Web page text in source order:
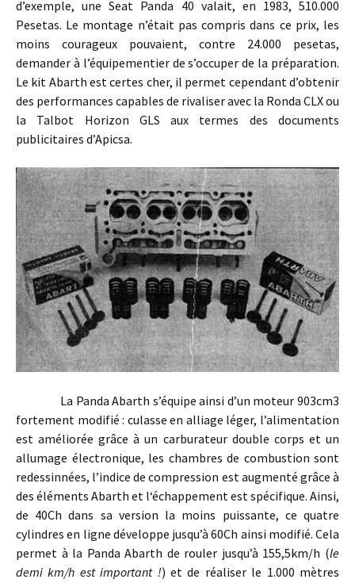
d’exemple, une Seat Panda 40 valait, en 1983, 510.000
Pesetas. Le montage n’était pas compris dans ce prix, les
moins courageux pouvaient, contre 24.000 pesetas,
demander à l’équipementier de s’occuper de la préparation.
Le kit Abarth est certes cher, il permet cependant d’obtenir
des performances capables de rivaliser avec la Ronda CLX ou
la Talbot Horizon GLS aux termes des documents
publicitaires d’Apicsa.
La Panda Abarth s’équipe ainsi d’un moteur 903cm3
fortement modifié : culasse en alliage léger, l’alimentation
est améliorée grâce à un carburateur double corps et un
allumage électronique, les chambres de combustion sont
redessinnées, l’indice de compression est augmenté grâce à
des éléments Abarth et l‘échappement est spécifique. Ainsi,
de 40Ch dans sa version la moins puissante, ce quatre
cylindres en ligne développe jusqu’à 60Ch ainsi modifié. Cela
permet à la Panda Abarth de rouler jusqu’à 155,5km/h (le
demi km/h est important !) et de réaliser le 1.000 mètres